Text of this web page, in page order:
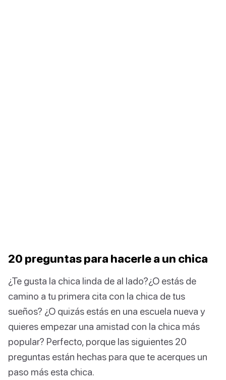
20 preguntas para hacerle a un chica
¿Te gusta la chica linda de al lado?¿O estás de
camino a tu primera cita con la chica de tus
sueños? ¿O quizás estás en una escuela nueva y
quieres empezar una amistad con la chica más
popular? Perfecto, porque las siguientes 20
preguntas están hechas para que te acerques un
paso más esta chica.